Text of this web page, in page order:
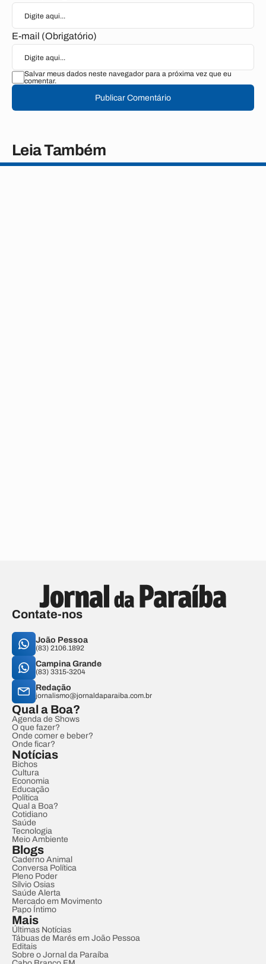
E-mail (Obrigatório)
Salvar meus dados neste navegador para a próxima vez que eu
comentar.
Publicar Comentário
Leia Também
Contate-nos
João Pessoa
(83) 2106.1892
Campina Grande
(83) 3315-3204
Redação
jornalismo@jornaldaparaiba.com.br
Qual a Boa?
Agenda de Shows
O que fazer?
Onde comer e beber?
Onde ficar?
Notícias
Bichos
Cultura
Economia
Educação
Política
Qual a Boa?
Cotidiano
Saúde
Tecnologia
Meio Ambiente
Blogs
Caderno Animal
Conversa Política
Pleno Poder
Sílvio Osias
Saúde Alerta
Mercado em Movimento
Papo Íntimo
Mais
Últimas Notícias
Tábuas de Marés em João Pessoa
Editais
Sobre o Jornal da Paraíba